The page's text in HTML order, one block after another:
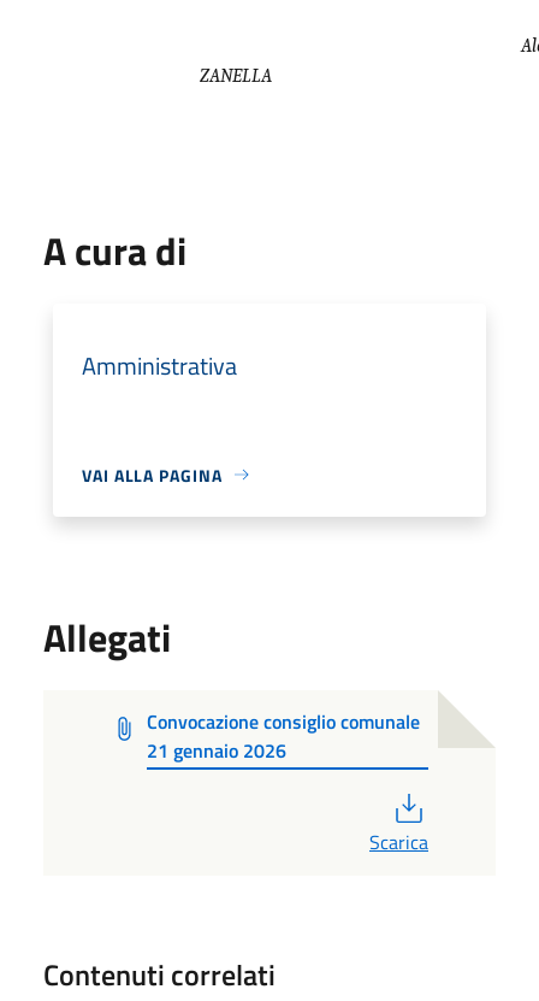
ZANELLA
A cura di
Amministrativa
VAI ALLA PAGINA
Allegati
Convocazione consiglio comunale
21 gennaio 2026
Scarica
Contenuti correlati